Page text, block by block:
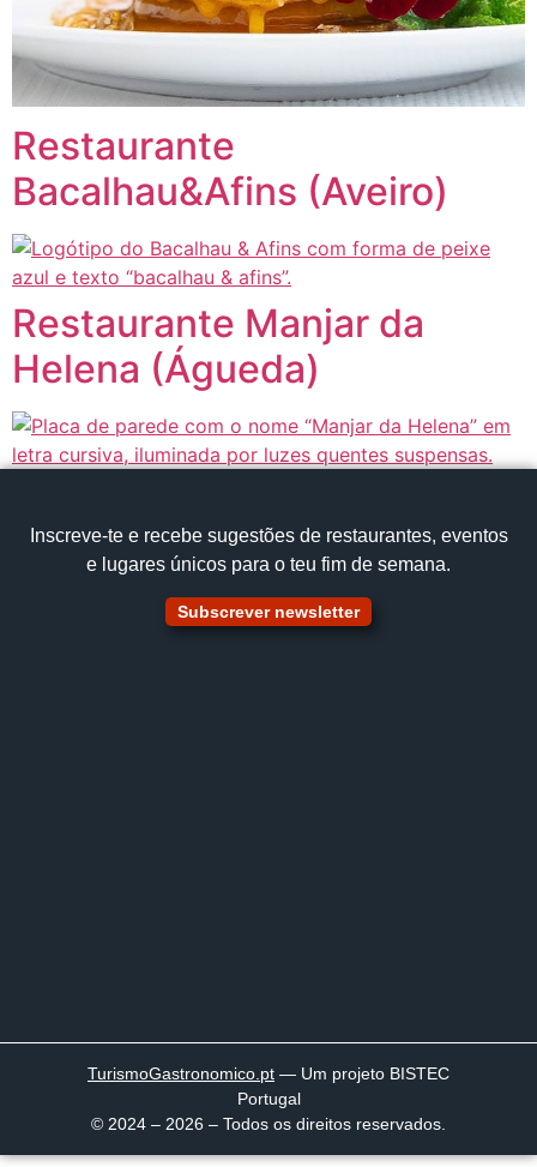
Restaurante
Bacalhau&Afins (Aveiro)
Restaurante Manjar da
Helena (Águeda)
Inscreve‑te e recebe sugestões de restaurantes, eventos
e lugares únicos para o teu fim de semana.
Subscrever newsletter
TurismoGastronomico .pt — Um projeto BISTEC
Portugal
© 2024 – 2026 – Todos os direitos reservados.